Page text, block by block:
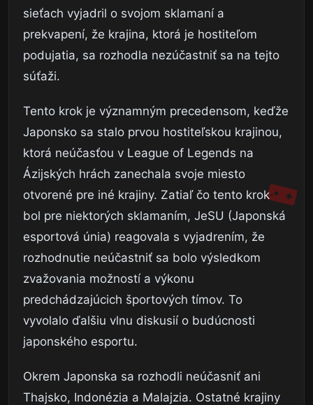
sieťach vyjadril o svojom sklamaní a
prekvapení, že krajina, ktorá je hostiteľom
podujatia, sa rozhodla nezúčastniť sa na tejto
súťaži.
Tento krok je významným precedensom, keďže
Japonsko sa stalo prvou hostiteľskou krajinou,
ktorá neúčasťou v League of Legends na
Ázijských hrách zanechala svoje miesto
otvorené pre iné krajiny. Zatiaľ čo tento krok
bol pre niektorých sklamaním, JeSU (Japonská
esportová únia) reagovala s vyjadrením, že
rozhodnutie neúčastniť sa bolo výsledkom
zvažovania možností a výkonu
predchádzajúcich športových tímov. To
vyvolalo ďalšiu vlnu diskusií o budúcnosti
japonského esportu.
Okrem Japonska sa rozhodli neúčasniť ani
Thajsko, Indonézia a Malajzia. Ostatné krajiny